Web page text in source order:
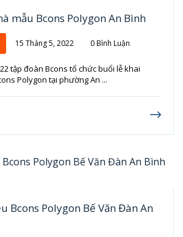
mẫu Bcons Polygon An Bình
15 Tháng 5, 2022 0 Bình Luận
tập đoàn Bcons tổ chức buổi lễ khai
Polygon tại phường An ...
Bcons Polygon Bế Văn Đàn An